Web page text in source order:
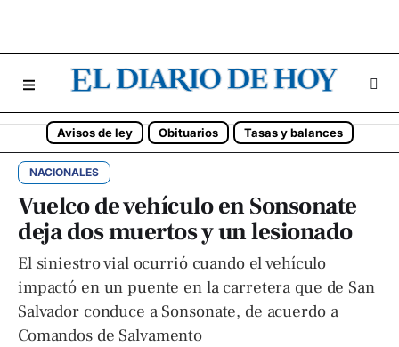
Avisos de ley Obituarios Tasas y balances
NACIONALES
Vuelco de vehículo en Sonsonate
deja dos muertos y un lesionado
El siniestro vial ocurrió cuando el vehículo
impactó en un puente en la carretera que de San
Salvador conduce a Sonsonate, de acuerdo a
Comandos de Salvamento